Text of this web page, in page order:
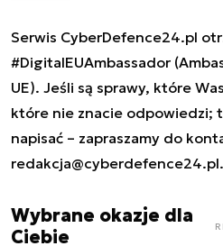
Serwis CyberDefence24.pl
#DigitalEUAmbassador
UE). Jeśli są sprawy, które
które nie znacie odpowiedzi;
napisać – zapraszamy do
redakcja@cyberdefence24.pl.
Wybrane okazje dla
Ciebie